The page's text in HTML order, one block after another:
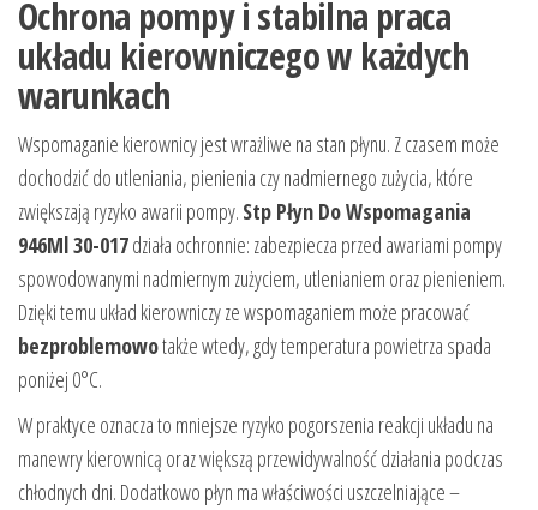
Ochrona pompy i stabilna praca
układu kierowniczego w każdych
warunkach
Wspomaganie kierownicy jest wrażliwe na stan płynu. Z czasem może
dochodzić do utleniania, pienienia czy nadmiernego zużycia, które
zwiększają ryzyko awarii pompy. Stp Płyn Do Wspomagania
946Ml 30-017działa ochronnie: zabezpiecza przed awariami pompy
spowodowanymi nadmiernym zużyciem, utlenianiem oraz pienieniem.
Dzięki temu układ kierowniczy ze wspomaganiem może pracować
bezproblemowotakże wtedy, gdy temperatura powietrza spada
poniżej 0°C.
W praktyce oznacza to mniejsze ryzyko pogorszenia reakcji układu na
manewry kierownicą oraz większą przewidywalność działania podczas
chłodnych dni. Dodatkowo płyn ma właściwości uszczelniające –